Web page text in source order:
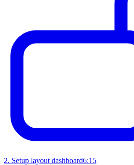
2. Setup layout dashboard6:15